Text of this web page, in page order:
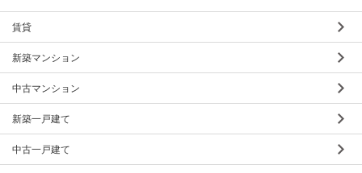
賃貸
新築マンション
中古マンション
新築一戸建て
中古一戸建て